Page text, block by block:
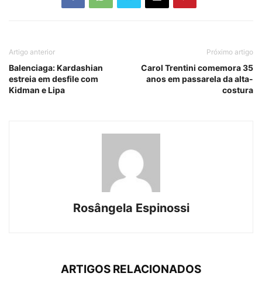
Artigo anterior
Balenciaga: Kardashian
estreia em desfile com
Kidman e Lipa
Próximo artigo
Carol Trentini comemora 35
anos em passarela da alta-
costura
Rosângela Espinossi
ARTIGOS RELACIONADOS